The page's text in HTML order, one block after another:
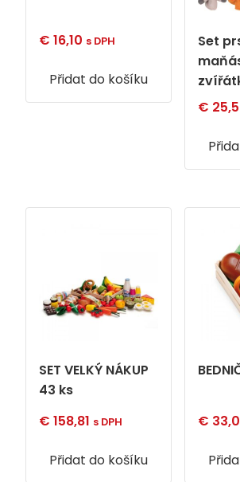
€ 16,10 s DPH
Přidat do košíku
Set
€
SET VELKÝ NÁKUP
43 ks
€ 158,81 s DPH
Přidat do košíku
€